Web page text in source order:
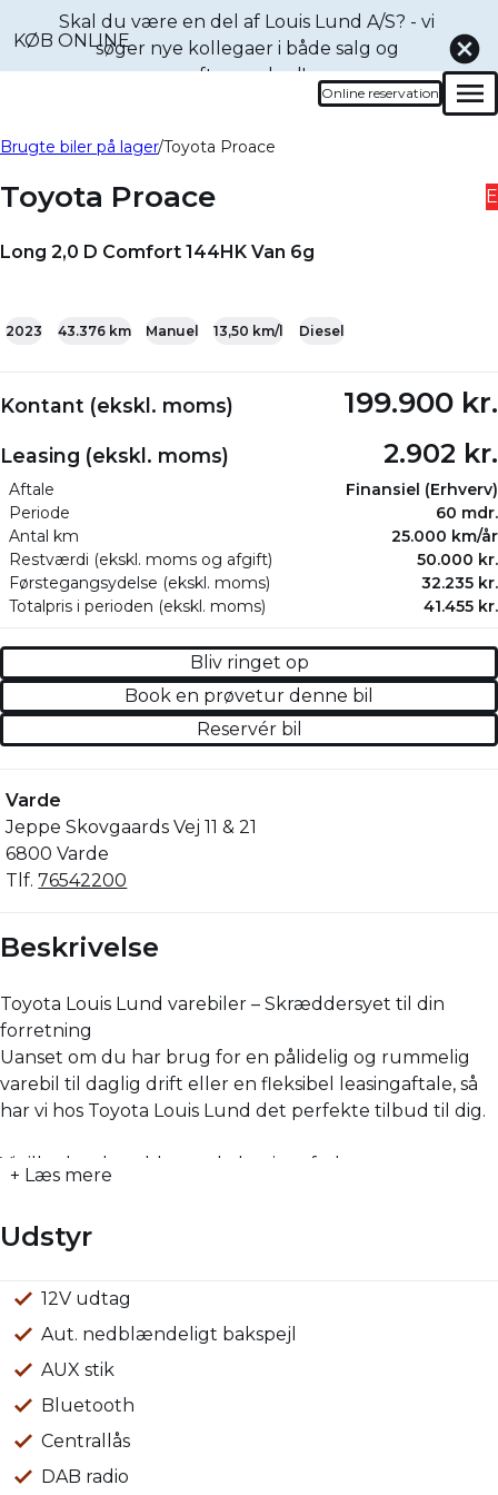
Skal du være en del af Louis Lund A/S? - vi
søger nye kollegaer i både salg og
eftermarked!
Online reservation
Bliv ringet op
Brugte biler på lager Toyota Proace
Toyota Proace
Long 2,0 D Comfort 144HK Van 6g
E
KØB ONLINE
2023 43.376 km Manuel 13,50 km/l Diesel
Kontant (ekskl. moms) 199.900 kr.
Leasing (ekskl. moms) 2.902 kr.
Aftale
Finansiel (Erhverv)
Periode
60 mdr.
Antal km
25.000 km/år
Restværdi (ekskl. moms og afgift)
50.000 kr.
Førstegangsydelse (ekskl. moms)
32.235 kr.
Totalpris i perioden (ekskl. moms)
41.455 kr.
Bliv ringet op
Book en prøvetur denne bil
Reservér bil
Varde
Jeppe Skovgaards Vej 11 & 21
6800 Varde
Tlf.76542200
Beskrivelse
Toyota Louis Lund varebiler – Skræddersyet til din
forretning
Uanset om du har brug for en pålidelig og rummelig
varebil til daglig drift eller en fleksibel leasingaftale, så
har vi hos Toyota Louis Lund det perfekte tilbud til dig.
Vi tilbyder skræddersyede leasingaftaler gennem vores
kan vi tilbyde serviceaftaler og udvidet garanti på op til
forretning uden bekymringer.
Vores erhvervsbiler leveres med Toyota Relax, som
giver dig ekstra ro i sindet med vores udvidede
garantipakke. Du kan også vælge en forsikringsaftale til
en fordelagtig pris gennem vores samarbejdspartnere.
+ Læs mere
Udstyr
12V udtag
Aut. nedblændeligt bakspejl
AUX stik
Bluetooth
Centrallås
DAB radio
Servo
Sædevarme for
USB stik
Anhængertræk
LED kørelys
ABS
Airbag
Automatisk nødbremsesystem
ESP
Selealarm
Startspærre
Side-airbag
Vejbaneassistent
Må trække 2500 KG